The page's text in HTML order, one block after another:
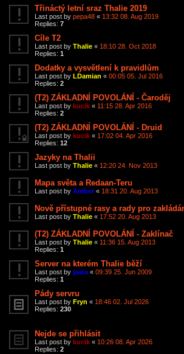
Třináctý letní sraz Thalie 2019
Last post by pepa48 « 13:32 08. Aug 2019
Replies: 7
Cíle T2
Last post by Thalie « 18:10 28. Oct 2018
Replies: 1
Dodatky a vysvětlení k pravidlům
Last post by LDamian « 00:05 05. Jul 2016
Replies: 2
(T2) ZÁKLADNÍ POVOLÁNÍ - Čaroděj
Last post by kucik « 11:15 28. Apr 2016
Replies: 2
(T2) ZÁKLADNÍ POVOLÁNÍ - Druid
Last post by kucik « 17:02 04. Apr 2016
Replies: 12
Jazyky na Thalii
Last post by Thalie « 12:20 24. Nov 2013
Mapa světa a Redaan-Teru
Last post by Amber« 18:31 20. Aug 2013
Nově přístupné rasy a rady pro
Last post by Thalie « 17:52 20. Aug 2013
(T2) ZÁKLADNÍ POVOLÁNÍ - Zaklínač
Last post by Thalie « 11:36 15. Aug 2013
Replies: 1
Server na kterém Thalie běží
Last post by jaara « 09:39 25. Jun 2009
Replies: 1
Pády servru
Last post by Fryn « 18:46 02. Jul 2026
Replies: 230
Nejde se přihlásit
Last post by kucik « 10:26 08. Apr 2026
Replies: 2